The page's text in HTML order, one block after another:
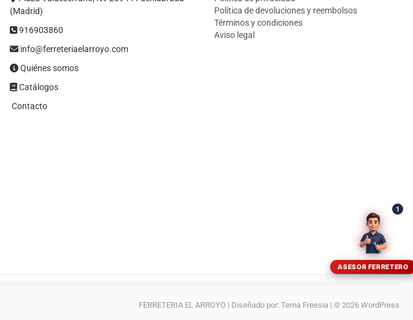
(Madrid)
916903860
info@ferreteriaelarroyo.com
Quiénes somos
Catálogos
Contacto
Política de devoluciones y reembolsos
Términos y condiciones
Aviso legal
FERRETERIA EL ARROYO | Diseñado por: Tema Freesia | © 2026 WordPress
ASESOR FERRETERO
1
WhatsApp